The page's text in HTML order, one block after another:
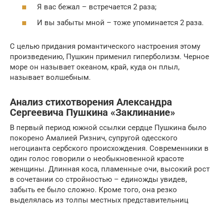
Я вас бежал – встречается 2 раза;
И вы забыты мной – тоже упоминается 2 раза.
С целью придания романтического настроения этому
произведению, Пушкин применил гиперболизм. Черное
море он называет океаном, край, куда он плыл,
называет волшебным.
Анализ стихотворения Александра
Сергеевича Пушкина «Заклинание»
В первый период южной ссылки сердце Пушкина было
покорено Амалией Ризнич, супругой одесского
негоцианта сербского происхождения. Современники в
один голос говорили о необыкновенной красоте
женщины. Длинная коса, пламенные очи, высокий рост
в сочетании со стройностью – единожды увидев,
забыть ее было сложно. Кроме того, она резко
выделялась из толпы местных представительниц